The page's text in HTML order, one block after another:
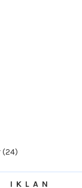
(24)
Atau Tak Dapat
IKLAN